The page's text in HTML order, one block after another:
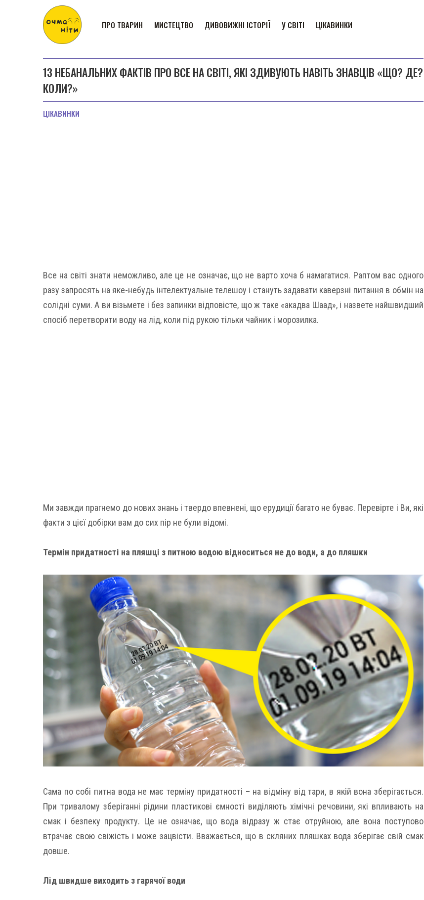
ПРО ТВАРИН МИСТЕЦТВО ДИВОВИЖНІ ІСТОРІЇ У СВІТІ ЦІКАВИНКИ
13 НЕБАНАЛЬНИХ ФАКТІВ ПРО ВСЕ НА СВІТІ, ЯКІ ЗДИВУЮТЬ НАВІТЬ ЗНАВЦІВ «ЩО? ДЕ?
КОЛИ?»
ЦІКАВИНКИ
Все на світі знати неможливо, але це не означає, що не варто хоча б намагатися. Раптом вас одного
разу запросять на яке-небудь інтелектуальне телешоу і стануть задавати каверзні питання в обмін на
солідні суми. А ви візьмете і без запинки відповісте, що ж таке «акадва Шаад», і назвете найшвидший
спосіб перетворити воду на лід, коли під рукою тільки чайник і морозилка.
Ми завжди прагнемо до нових знань і твердо впевнені, що ерудиції багато не буває. Перевірте і Ви, які
факти з цієї добірки вам до сих пір не були відомі.
Термін придатності на пляшці з питною водою відноситься не до води, а до пляшки
Сама по собі питна вода не має терміну придатності – на відміну від тари, в якій вона зберігається.
При тривалому зберіганні рідини пластикові ємності виділяють хімічні речовини, які впливають на
смак і безпеку продукту. Це не означає, що вода відразу ж стає отруйною, але вона поступово
втрачає свою свіжість і може зацвісти. Вважається, що в скляних пляшках вода зберігає свій смак
довше.
Лід швидше виходить з гарячої води